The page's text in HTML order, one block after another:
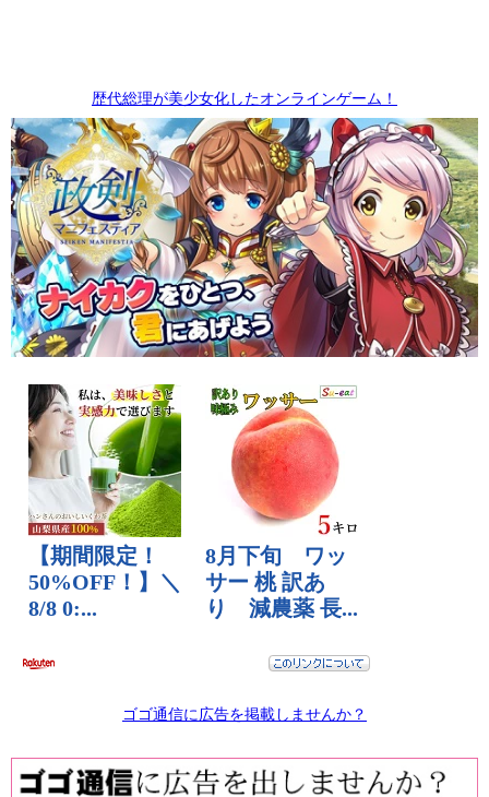
歴代総理が美少女化したオンラインゲーム！
ゴゴ通信に広告を掲載しませんか？